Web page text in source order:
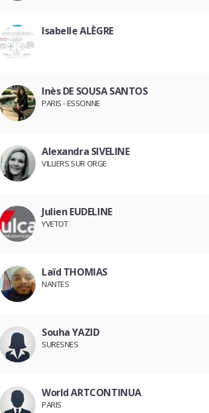
Isabelle ALÈGRE
Inès DE SOUSA SANTOS
PARIS - ESSONNE
Alexandra SIVELINE
VILLIERS SUR ORGE
Julien EUDELINE
YVETOT
Laïd THOMIAS
NANTES
Souha YAZID
SURESNES
World ARTCONTINUA
PARIS